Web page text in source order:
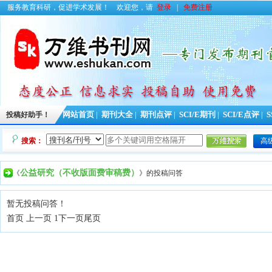
服务教育科研，促进学术发展！ 欢迎您，请 登录 免费注册
投稿好助手！ 网站首页 期刊大全 期刊点评 SCI/E期刊 SCI/E点评
搜索： 高
《公益研究（不收版面费审稿费） 》的投稿问答
暂无投稿问答！
首页 上一页 1下一页尾页